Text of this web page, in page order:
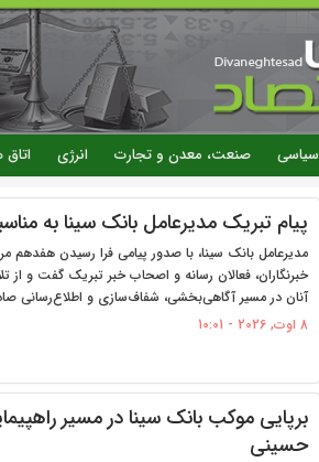
سیاسی صنعت، معدن و تجارت انرژی اتاق
پیام تبریک مدیرعامل بانک سینا به
مدیرعامل بانک سینا، با صدور پیامی فرا رسیدن هفدهم
خبرنگاران، فعالان رسانه و اصحاب خبر تبریک گفت و از
آنان در مسیر آگاهی‌بخشی، شفاف‌سازی و اطلاع‌رسانی
8 اوت, 2026 - 10:01
برپایی موکب بانک سینا در مسیر
حسینی
صفحه‌ها